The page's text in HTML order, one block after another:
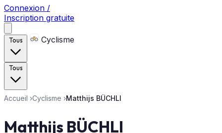
Connexion /
Inscription gratuite
Tous Cyclisme
Tous
Accueil ›Cyclisme ›Matthijs BÜCHLI
Matthijs BÜCHLI